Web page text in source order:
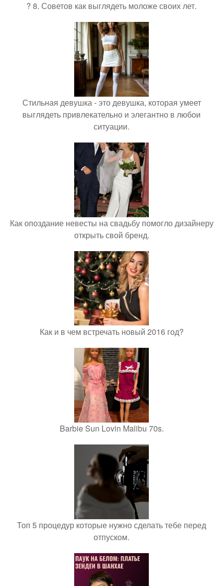
? 8. Советов как выглядеть моложе своих лет.
Стильная девушка - это девушка, которая умеет
выглядеть привлекательно и элегантно в любои
ситуации.
Как опоздание невесты на свадьбу помогло дизайнеру
открыть свой бренд.
Как и в чем встречать новый 2016 год?
Barbie Sun Lovin Malibu 70s.
Топ 5 процедур которые нужно сделать тебе перед
отпуском.